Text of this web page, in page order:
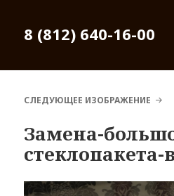
8 (812) 640-16-00
СЛЕДУЮЩЕЕ ИЗОБРАЖЕНИЕ
Замена-